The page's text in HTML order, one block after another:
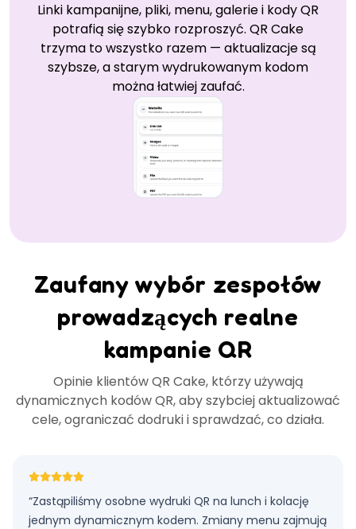
Linki kampanijne, pliki, menu, galerie i kody QR
potrafią się szybko rozproszyć. QR Cake
trzyma to wszystko razem — aktualizacje są
szybsze, a starym wydrukowanym kodom
można łatwiej zaufać.
Zaufany wybór zespołów
prowadzących realne
kampanie QR
Opinie klientów QR Cake, którzy używają
dynamicznych kodów QR, aby szybciej aktualizować
cele, ograniczać dodruki i sprawdzać, co działa.
“Zastąpiliśmy osobne wydruki QR na lunch i kolację
jednym dynamicznym kodem. Zmiany menu zajmują